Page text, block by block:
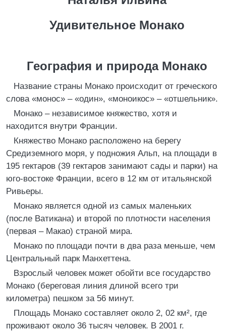
Удивительное Монако
География и природа Монако
Название страны Монако происходит от греческого
слова «монос» – «один», «моноикос» – «отшельник».
Монако – независимое княжество, хотя и
находится внутри Франции.
Княжество Монако расположено на берегу
Средиземного моря, у подножия Альп, на площади в
195 гектаров (39 гектаров занимают сады и парки) на
юго-востоке Франции, всего в 12 км от итальянской
Ривьеры.
Монако является одной из самых маленьких
(после Ватикана) и второй по плотности населения
(первая – Макао) страной мира.
Монако по площади почти в два раза меньше, чем
Центральный парк Манхеттена.
Взрослый человек может обойти все государство
Монако (береговая линия длиной всего три
километра) пешком за 56 минут.
Площадь Монако составляет около 2, 02 км², где
проживают около 36 тысяч человек. В 2001 г.